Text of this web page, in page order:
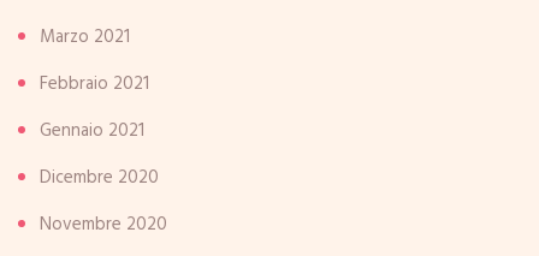
Marzo 2021
Febbraio 2021
Gennaio 2021
Dicembre 2020
Novembre 2020